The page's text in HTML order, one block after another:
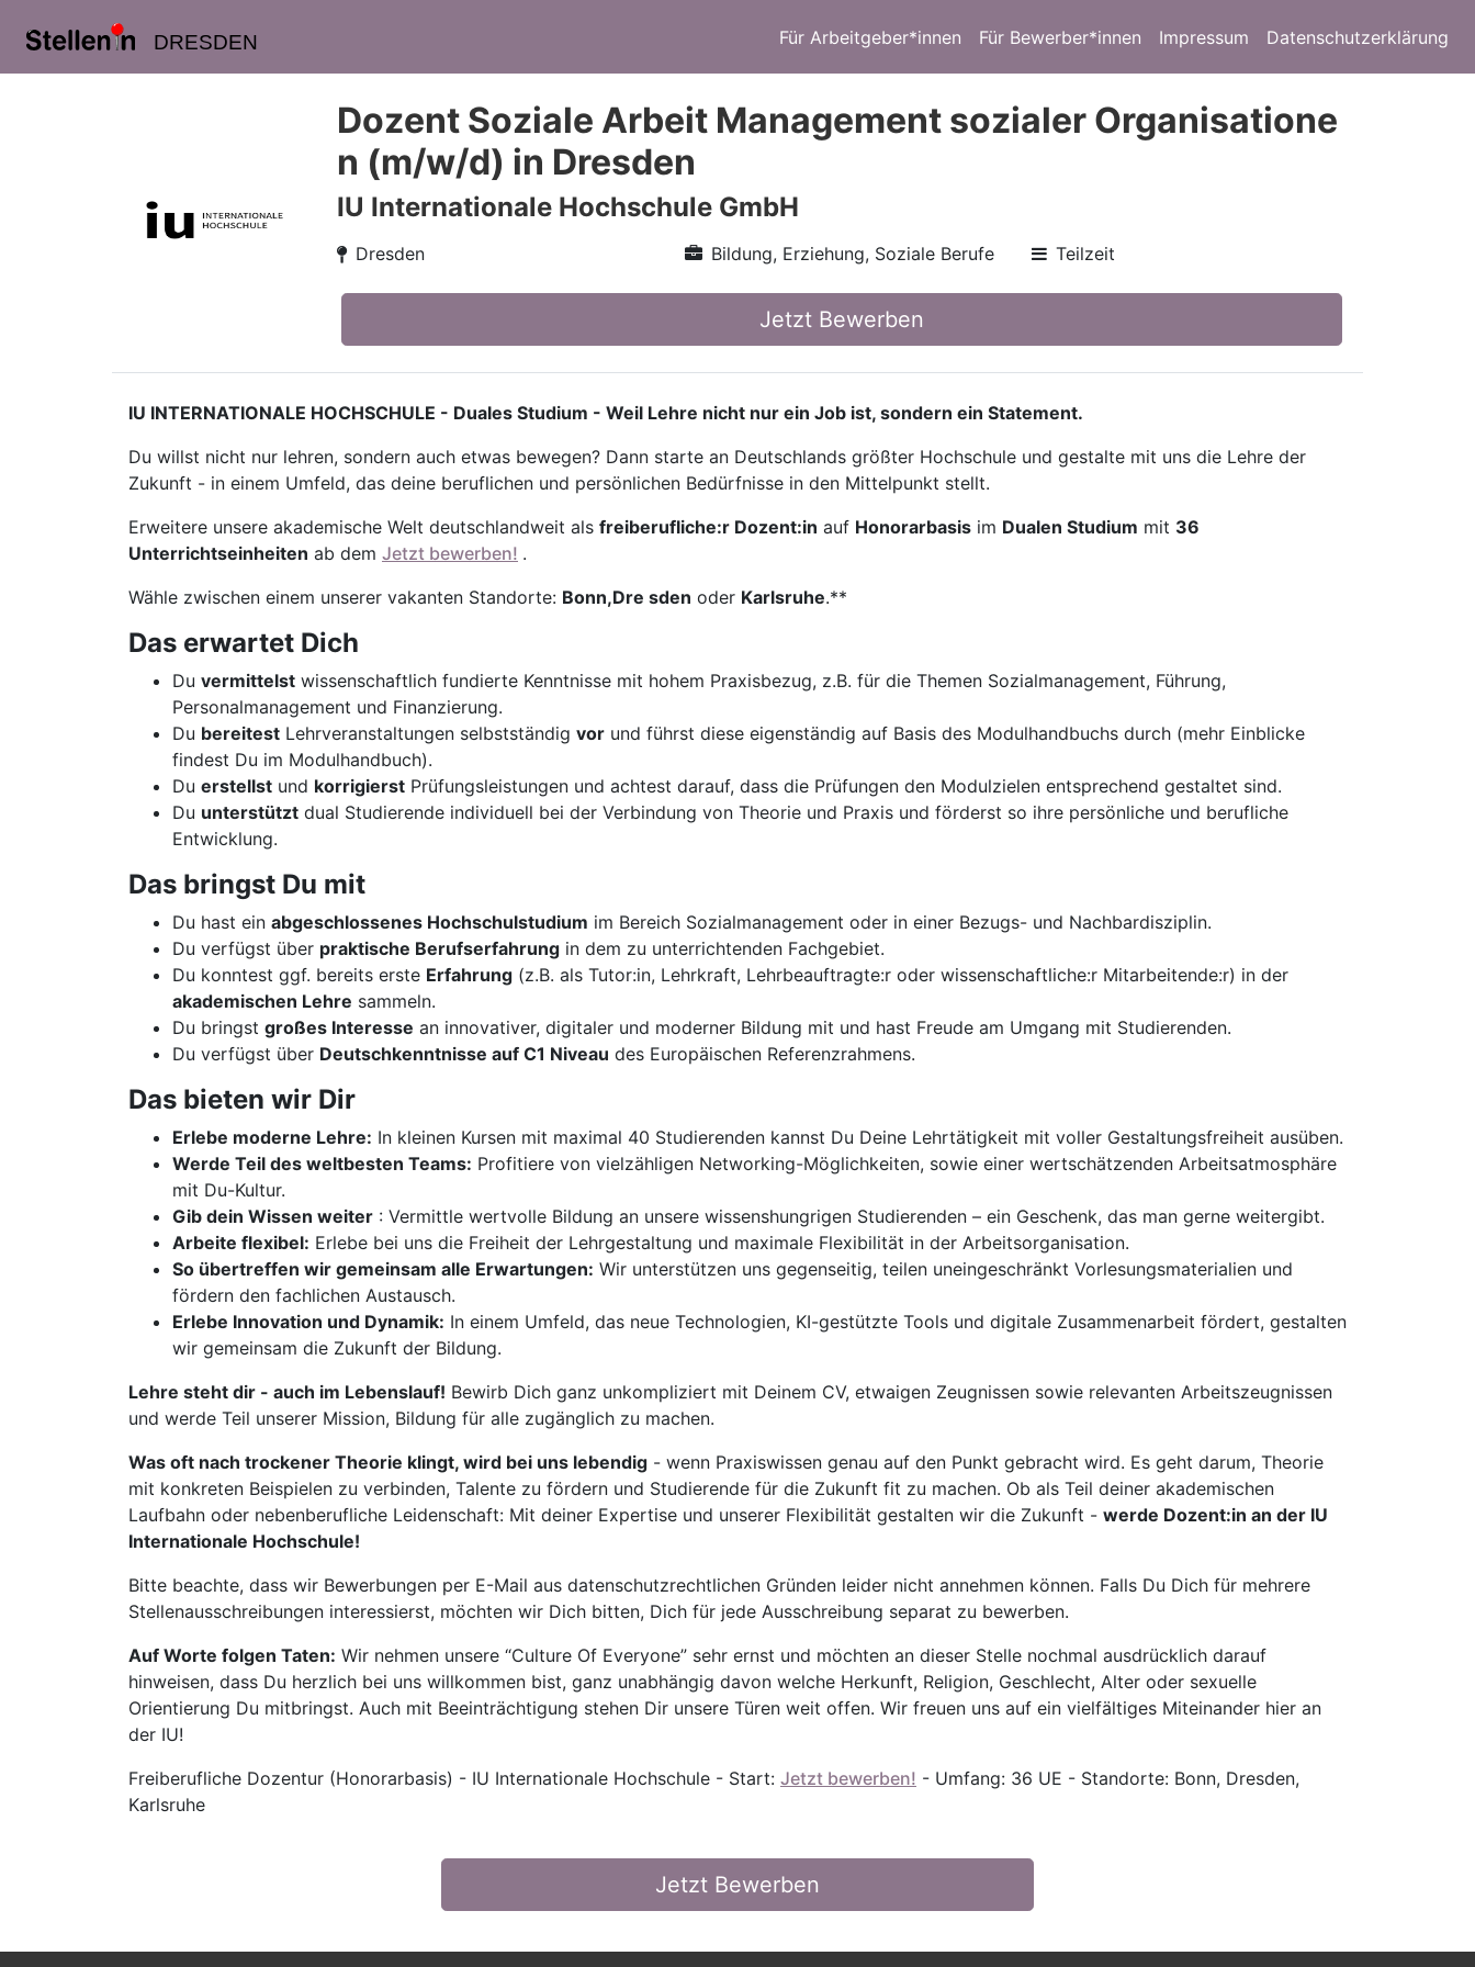
DRESDEN Für Arbeitgeber*innen Für Bewerber*innen Impressum Datenschutzerklärung
Dozent Soziale Arbeit Management sozialer Organisatione
n (m/w/d) in Dresden
IU Internationale Hochschule GmbH
Dresden Bildung, Erziehung, Soziale Berufe Teilzeit
Jetzt Bewerben
IU INTERNATIONALE HOCHSCHULE - Duales Studium - Weil Lehre nicht nur ein Job ist, sondern ein Statement.
Du willst nicht nur lehren, sondern auch etwas bewegen? Dann starte an Deutschlands größter Hochschule und gestalte mit uns die Lehre der
Zukunft - in einem Umfeld, das deine beruflichen und persönlichen Bedürfnisse in den Mittelpunkt stellt.
Erweitere unsere akademische Welt deutschlandweit als freiberufliche:r Dozent:in auf Honorarbasis im Dualen Studium mit 36
Unterrichtseinheiten ab dem Jetzt bewerben! .
Wähle zwischen einem unserer vakanten Standorte: Bonn,Dre sden oder Karlsruhe.**
Das erwartet Dich
Du vermittelst wissenschaftlich fundierte Kenntnisse mit hohem Praxisbezug, z.B. für die Themen Sozialmanagement, Führung,
Personalmanagement und Finanzierung.
Du bereitest Lehrveranstaltungen selbstständig vor und führst diese eigenständig auf Basis des Modulhandbuchs durch (mehr Einblicke
findest Du im Modulhandbuch).
Du erstellst und korrigierst Prüfungsleistungen und achtest darauf, dass die Prüfungen den Modulzielen entsprechend gestaltet sind.
Du unterstützt dual Studierende individuell bei der Verbindung von Theorie und Praxis und förderst so ihre persönliche und berufliche
Entwicklung.
Das bringst Du mit
Du hast ein abgeschlossenes Hochschulstudium im Bereich Sozialmanagement oder in einer Bezugs- und Nachbardisziplin.
Du verfügst über praktische Berufserfahrung in dem zu unterrichtenden Fachgebiet.
Du konntest ggf. bereits erste Erfahrung (z.B. als Tutor:in, Lehrkraft, Lehrbeauftragte:r oder wissenschaftliche:r Mitarbeitende:r) in der
akademischen Lehre sammeln.
Du bringst großes Interesse an innovativer, digitaler und moderner Bildung mit und hast Freude am Umgang mit Studierenden.
Du verfügst über Deutschkenntnisse auf C1 Niveau des Europäischen Referenzrahmens.
Das bieten wir Dir
Erlebe moderne Lehre: In kleinen Kursen mit maximal 40 Studierenden kannst Du Deine Lehrtätigkeit mit voller Gestaltungsfreiheit ausüben.
Werde Teil des weltbesten Teams: Profitiere von vielzähligen Networking-Möglichkeiten, sowie einer wertschätzenden Arbeitsatmosphäre
mit Du-Kultur.
Gib dein Wissen weiter : Vermittle wertvolle Bildung an unsere wissenshungrigen Studierenden – ein Geschenk, das man gerne weitergibt.
Arbeite flexibel: Erlebe bei uns die Freiheit der Lehrgestaltung und maximale Flexibilität in der Arbeitsorganisation.
So übertreffen wir gemeinsam alle Erwartungen: Wir unterstützen uns gegenseitig, teilen uneingeschränkt Vorlesungsmaterialien und
fördern den fachlichen Austausch.
Erlebe Innovation und Dynamik: In einem Umfeld, das neue Technologien, KI-gestützte Tools und digitale Zusammenarbeit fördert, gestalten
wir gemeinsam die Zukunft der Bildung.
Lehre steht dir - auch im Lebenslauf! Bewirb Dich ganz unkompliziert mit Deinem CV, etwaigen Zeugnissen sowie relevanten Arbeitszeugnissen
und werde Teil unserer Mission, Bildung für alle zugänglich zu machen.
Was oft nach trockener Theorie klingt, wird bei uns lebendig - wenn Praxiswissen genau auf den Punkt gebracht wird. Es geht darum, Theorie
mit konkreten Beispielen zu verbinden, Talente zu fördern und Studierende für die Zukunft fit zu machen. Ob als Teil deiner akademischen
Laufbahn oder nebenberufliche Leidenschaft: Mit deiner Expertise und unserer Flexibilität gestalten wir die Zukunft - werde Dozent:in an der IU
Internationale Hochschule!
Bitte beachte, dass wir Bewerbungen per E-Mail aus datenschutzrechtlichen Gründen leider nicht annehmen können. Falls Du Dich für mehrere
Stellenausschreibungen interessierst, möchten wir Dich bitten, Dich für jede Ausschreibung separat zu bewerben.
Auf Worte folgen Taten: Wir nehmen unsere “Culture Of Everyone” sehr ernst und möchten an dieser Stelle nochmal ausdrücklich darauf
hinweisen, dass Du herzlich bei uns willkommen bist, ganz unabhängig davon welche Herkunft, Religion, Geschlecht, Alter oder sexuelle
Orientierung Du mitbringst. Auch mit Beeinträchtigung stehen Dir unsere Türen weit offen. Wir freuen uns auf ein vielfältiges Miteinander hier an
der IU!
Freiberufliche Dozentur (Honorarbasis) - IU Internationale Hochschule - Start: Jetzt bewerben! - Umfang: 36 UE - Standorte: Bonn, Dresden,
Karlsruhe
Jetzt Bewerben